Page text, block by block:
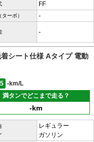
FF
ーボ） -
-
シート仕様 Aタイプ 電動
-km/L
満タンでどこまで走る？
-km
レギュラー
ガソリン